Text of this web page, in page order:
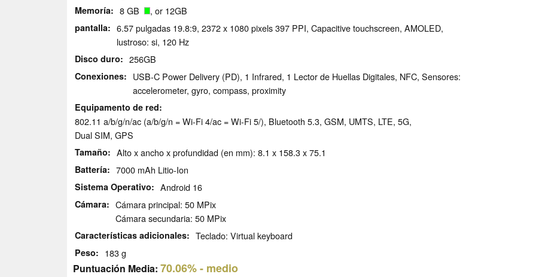
Memoría 8 GB , or 12GB
pantalla
6.57 pulgadas 19.8:9, 2372 x 1080 pixels 397 PPI, Capacitive touchscreen, AMOLED,
lustroso: si, 120 Hz
Disco duro 256GB
Conexiones
USB-C Power Delivery (PD), 1 Infrared, 1 Lector de Huellas Digitales, NFC, Sensores:
accelerometer, gyro, compass, proximity
Equipamento de red
802.11 a/b/g/n/ac (a/b/g/n = Wi-Fi 4/ac = Wi-Fi 5/), Bluetooth 5.3, GSM, UMTS, LTE, 5G,
Dual SIM, GPS
Tamaño Alto x ancho x profundidad (en mm): 8.1 x 158.3 x 75.1
Battería 7000 mAh Litio-Ion
Sistema Operativo Android 16
Cámara
Cámara principal: 50 MPix
Cámara secundaria: 50 MPix
Características adicionales Teclado: Virtual keyboard
Peso 183 g
Puntuación Media: 70.06%- medio